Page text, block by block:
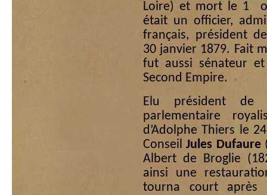
Loire) et mort le 1
était un officier,
français, président
30 janvier 1879. Fait
fut aussi sénateur et
Second Empire.
Elu président de
parlementaire
d’Adolphe Thiers le
ConseilJules Dufaure
Albert de Broglie
ainsi une
tourna court après